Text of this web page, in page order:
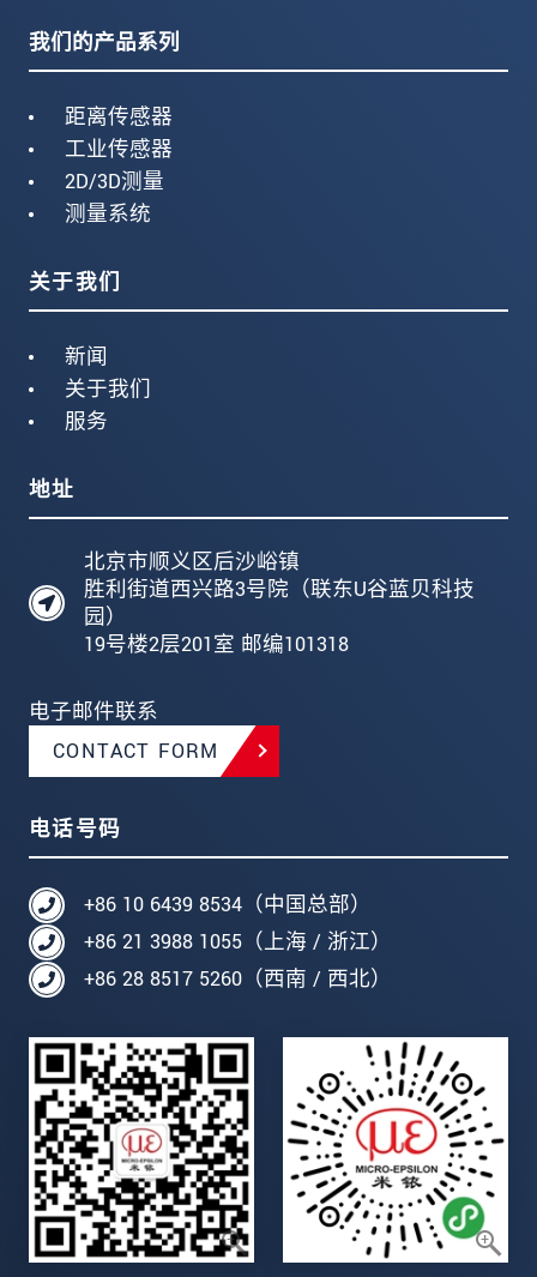
我们的产品系列
距离传感器
工业传感器
2D/3D测量
测量系统
关于我们
新闻
关于我们
服务
地址
北京市顺义区后沙峪镇
胜利街道西兴路3号院（联东U谷蓝贝科技
园）
19号楼2层201室 邮编101318
电子邮件联系
CONTACT FORM
电话号码
+86 10 6439 8534（中国总部）
+86 21 3988 1055（上海 / 浙江）
+86 28 8517 5260（西南 / 西北）